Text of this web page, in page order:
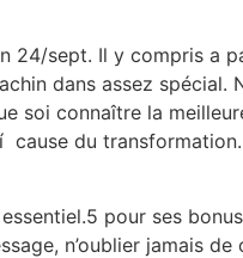
24/sept. Il y compris a
dans assez spécial.
soi connaître la
du
pour ses
n’oublier jamais